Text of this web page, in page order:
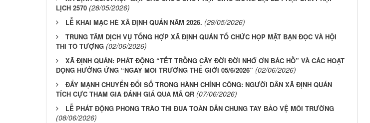
LỊCH 2570 (28/05/2026)
LỄ KHAI MẠC HÈ XÃ ĐỊNH QUÁN NĂM 2026. (29/05/2026)
TRUNG TÂM DỊCH VỤ TỔNG HỢP XÃ ĐỊNH QUÁN TỔ CHỨC HỌP MẶT BẠN ĐỌC VÀ HỘI
THI TÔ TƯỢNG (02/06/2026)
XÃ ĐỊNH QUÁN: PHÁT ĐỘNG “TẾT TRỒNG CÂY ĐỜI ĐỜI NHỚ ƠN BÁC HỒ” VÀ CÁC HOẠT
ĐỘNG HƯỞNG ỨNG “NGÀY MÔI TRƯỜNG THẾ GIỚI 05/6/2026” (02/06/2026)
ĐẨY MẠNH CHUYỂN ĐỔI SỐ TRONG HÀNH CHÍNH CÔNG: NGƯỜI DÂN XÃ ĐỊNH QUÁN
TÍCH CỰC THAM GIA ĐÁNH GIÁ QUA MÃ QR (07/06/2026)
LỄ PHÁT ĐỘNG PHONG TRÀO THI ĐUA TOÀN DÂN CHUNG TAY BẢO VỆ MÔI TRƯỜNG
(08/06/2026)